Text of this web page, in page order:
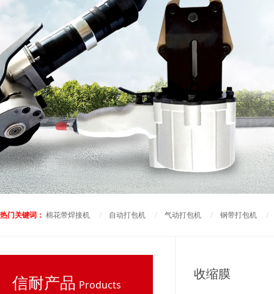
热门关键词： 棉花带焊接机 / 自动打包机 / 气动打包机 / 钢带打包机
信耐产品 Products
收缩膜